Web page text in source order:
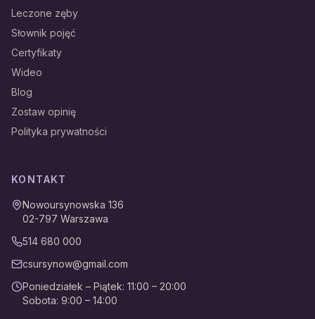
Leczone zęby
Słownik pojęć
Certyfikaty
Wideo
Blog
Zostaw opinię
Polityka prywatności
KONTAKT
Nowoursynowska 136
02-797 Warszawa
514 680 000
csursynow@gmail.com
Poniedziałek – Piątek: 11:00 – 20:00
Sobota: 9:00 – 14:00